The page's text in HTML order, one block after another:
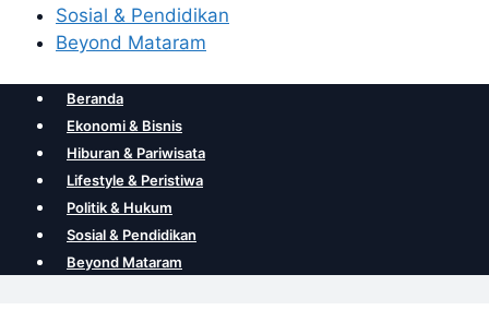
Sosial & Pendidikan
Beyond Mataram
Beranda
Ekonomi & Bisnis
Hiburan & Pariwisata
Lifestyle & Peristiwa
Politik & Hukum
Sosial & Pendidikan
Beyond Mataram